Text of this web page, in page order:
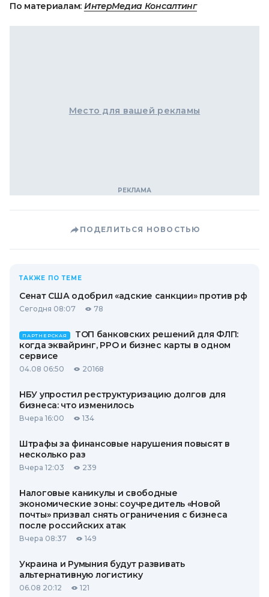
По материалам: ИнтерМедиа Консалтинг
Место для вашей рекламы
ПОДЕЛИТЬСЯ НОВОСТЬЮ
ТАКЖЕ ПО ТЕМЕ
Сенат США одобрил «адские санкции» против рф
Сегодня 08:07 78
ПАРТНЕРСКАЯ
ТОП банковских решений для ФЛП:
когда эквайринг, РРО и бизнес карты в одном
сервисе
04.08 06:50 20168
НБУ упростил реструктуризацию долгов для
бизнеса: что изменилось
Вчера 16:00 134
Штрафы за финансовые нарушения повысят в
несколько раз
Вчера 12:03 239
Налоговые каникулы и свободные
экономические зоны: соучредитель «Новой
почты» призвал снять ограничения с бизнеса
после российских атак
Вчера 08:37 149
Украина и Румыния будут развивать
альтернативную логистику
06.08 20:12 121